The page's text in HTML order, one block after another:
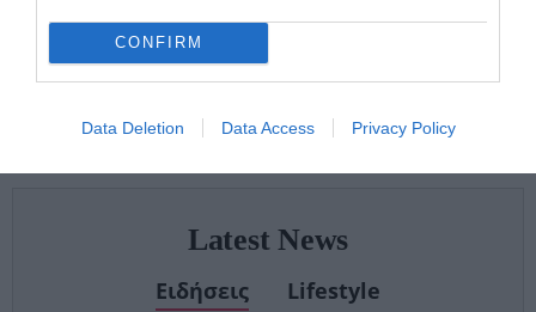
CONFIRM
Data Deletion Data Access Privacy Policy
αναμονές των
30 min
Latest News
Ειδήσεις
Lifestyle